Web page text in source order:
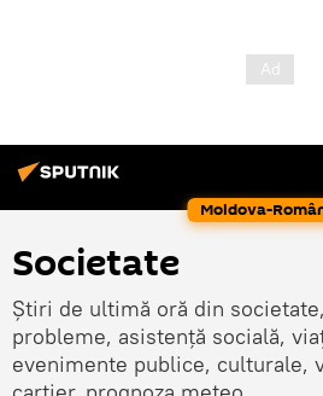
Moldova-
Societate
Știri de ultimă oră din
probleme, asistență socială,
evenimente publice, culturale,